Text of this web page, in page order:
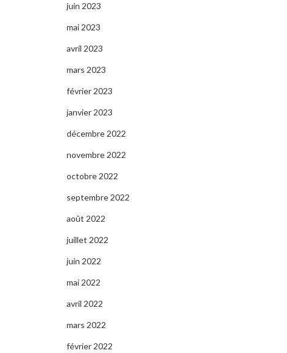
juin 2023
mai 2023
avril 2023
mars 2023
février 2023
janvier 2023
décembre 2022
novembre 2022
octobre 2022
septembre 2022
août 2022
juillet 2022
juin 2022
mai 2022
avril 2022
mars 2022
février 2022